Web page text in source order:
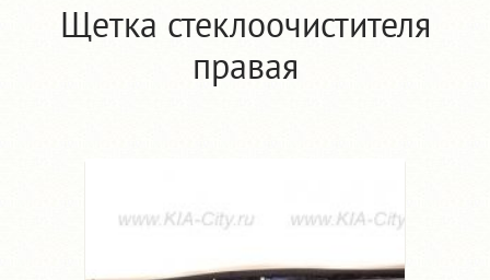
Щетка стеклоочистителя
правая